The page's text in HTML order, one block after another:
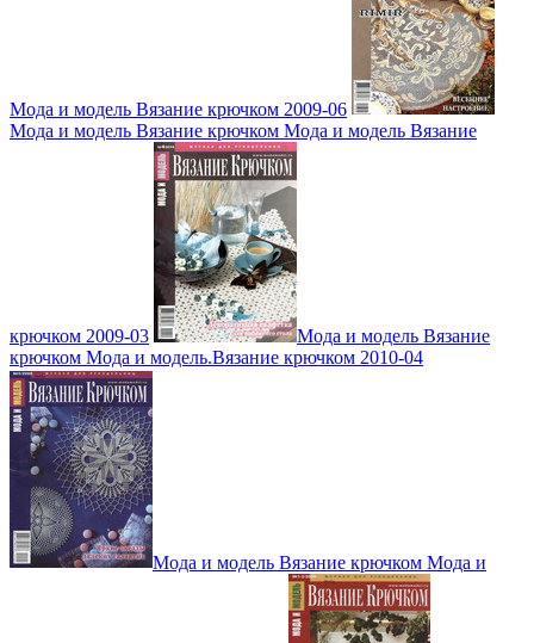
Мода и модель Вязание крючком 2009-06
Мода и модель Вязание крючком Мода и модель Вязание
крючком 2009-03
Мода и модель Вязание
крючком Мода и модель.Вязание крючком 2010-04
Мода и модель Вязание крючком Мода и